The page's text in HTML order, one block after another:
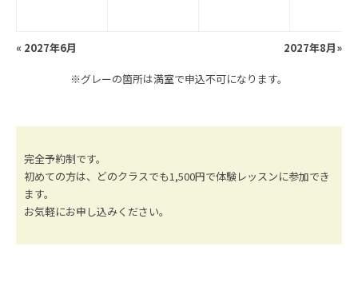
« 2027年6月 2027年8月»
※グレーの箇所は満室で申込不可になります。
完全予約制です。
初めての方は、どのクラスでも1,500円で体験レッスンに参加でき
ます。
お気軽にお申し込みください。